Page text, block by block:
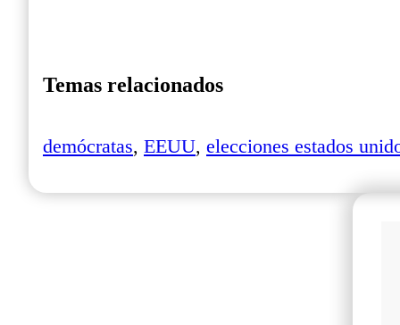
Temas relacionados
demócratas, EEUU, elecciones estados